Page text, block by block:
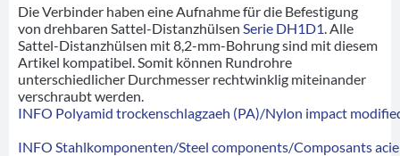
Die Verbinder haben eine Aufnahme für die Befestigung
von drehbaren Sattel-Distanzhülsen Serie DH1D1 . Alle
Sattel-Distanzhülsen mit 8,2-mm-Bohrung sind mit diesem
Artikel kompatibel. Somit können Rundrohre
unterschiedlicher Durchmesser rechtwinklig miteinander
verschraubt werden.
INFO Polyamid trockenschlagzaeh (PA)/Nylon impact
INFO Stahlkomponenten/Steel components/Composants